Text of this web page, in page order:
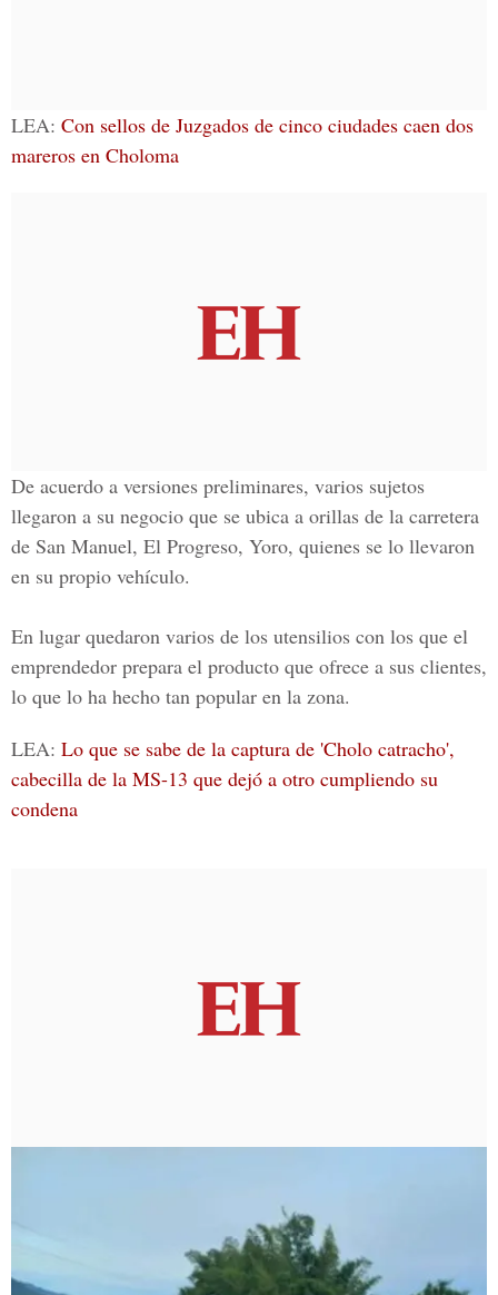
LEA: Con sellos de Juzgados de cinco ciudades caen dos
mareros en Choloma
De acuerdo a versiones preliminares, varios sujetos
llegaron a su negocio que se ubica a orillas de la carretera
de San Manuel, El Progreso, Yoro, quienes se lo llevaron
en su propio vehículo.
En lugar quedaron varios de los utensilios con los que el
emprendedor prepara el producto que ofrece a sus clientes,
lo que lo ha hecho tan popular en la zona.
LEA: Lo que se sabe de la captura de 'Cholo catracho',
cabecilla de la MS-13 que dejó a otro cumpliendo su
condena